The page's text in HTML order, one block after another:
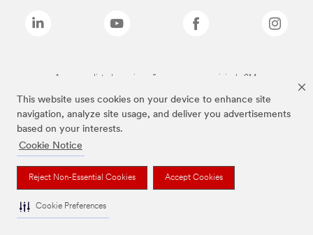
This website uses cookies on your device to enhance site
navigation, analyze site usage, and deliver you advertisements
based on your interests.
Cookie Notice
Reject Non-Essential Cookies Accept Cookies
Cookie Preferences
As marcas listadas a cima são marcas comerciais da 3M.